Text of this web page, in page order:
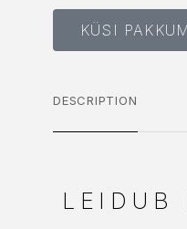
KÜSI
DESCRIPTION
LEIDUB